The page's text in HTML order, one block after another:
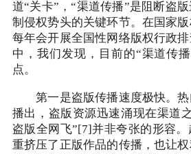
道“关卡”，“渠道传播”是阻断盗
制侵权势头的关键环节。在国家版
每年会开展全国性网络版权行政
中，我们发现，目前的“渠道传
点。
第一是盗版传播速度极快。热
播出，盗版资源迅速涌现在渠道
盗版全网飞”[7]并非夸张的形容
重挤压了正版作品的传播，也让